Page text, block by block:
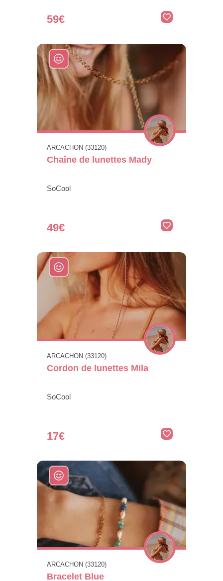
59€
ARCACHON (33120)
Chaîne de lunettes Mady
SoCool
49€
ARCACHON (33120)
Cordon de lunettes Mila
SoCool
17€
ARCACHON (33120)
Bracelet Blue